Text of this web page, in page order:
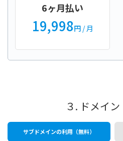
6ヶ月払い
19,998円/ 月
３. ドメイン
サブドメインの利用（無料）